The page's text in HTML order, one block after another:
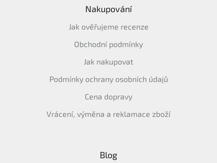
Nakupování
Jak ověřujeme recenze
Obchodní podmínky
Jak nakupovat
Podmínky ochrany osobních údajů
Cena dopravy
Vrácení, výměna a reklamace zboží
Blog